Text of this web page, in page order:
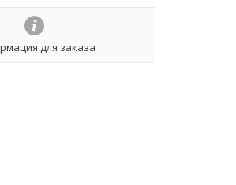
для заказа